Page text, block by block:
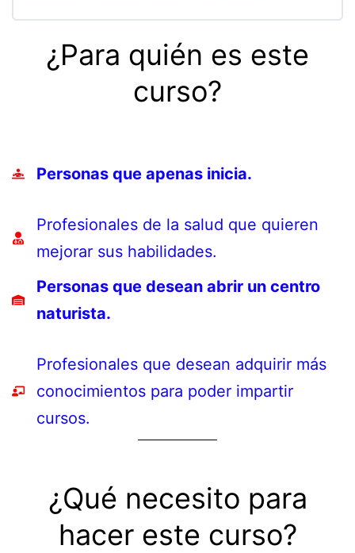
¿Para quién es este
curso?
Personas que apenas inicia.
Profesionales de la salud que quieren
mejorar sus habilidades.
Personas que desean abrir un centro
naturista.
Profesionales que desean adquirir más
conocimientos para poder impartir
cursos.
¿Qué necesito para
hacer este curso?